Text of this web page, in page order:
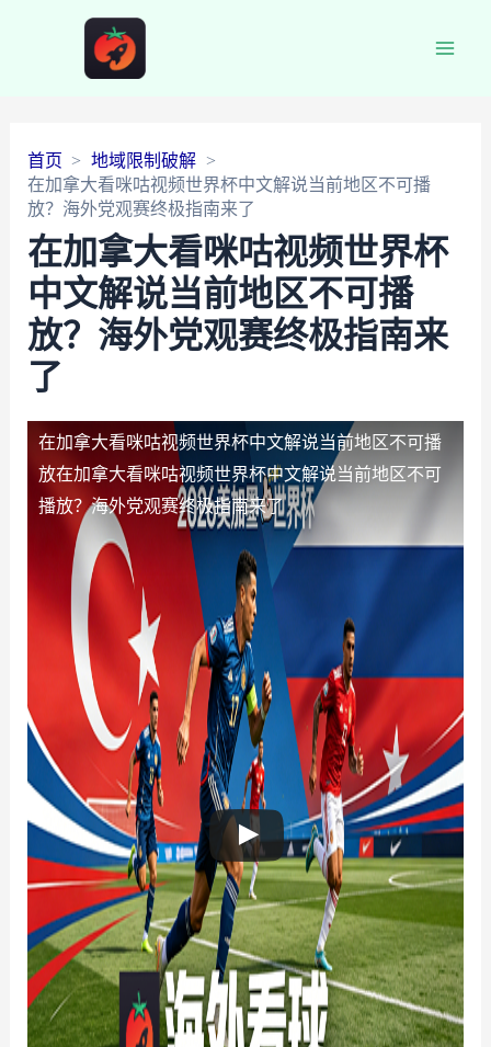
首页
地域限制破解
在加拿大看咪咕视频世界杯中文解说当前地区不可播
放？海外党观赛终极指南来了
在加拿大看咪咕视频世界杯
中文解说当前地区不可播
放？海外党观赛终极指南来
了
在加拿大看咪咕视频世界杯中文解说当前地区不可播
放在加拿大看咪咕视频世界杯中文解说当前地区不可
播放？海外党观赛终极指南来了